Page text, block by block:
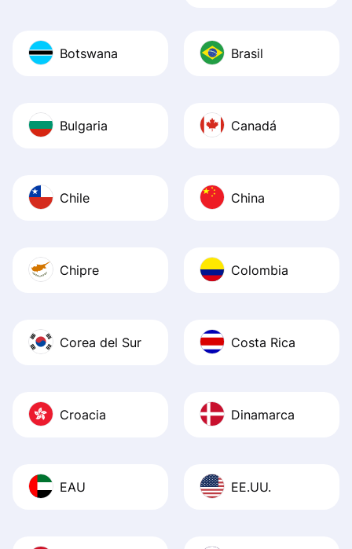
Botswana Brasil
Bulgaria Canadá
Chile China
Chipre Colombia
Corea del Sur Costa Rica
Croacia Dinamarca
EAU EE.UU.